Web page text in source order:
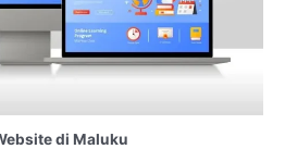
di Maluku